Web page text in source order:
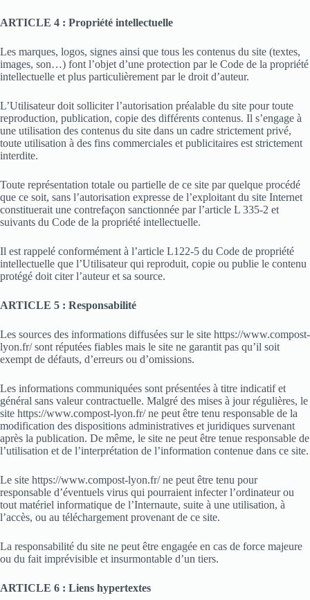
ARTICLE 4 : Propriété intellectuelle
Les marques, logos, signes ainsi que tous les contenus du site (textes,
images, son…) font l’objet d’une protection par le Code de la propriété
intellectuelle et plus particulièrement par le droit d’auteur.
L’Utilisateur doit solliciter l’autorisation préalable du site pour toute
reproduction, publication, copie des différents contenus. Il s’engage à
une utilisation des contenus du site dans un cadre strictement privé,
toute utilisation à des fins commerciales et publicitaires est strictement
interdite.
Toute représentation totale ou partielle de ce site par quelque procédé
que ce soit, sans l’autorisation expresse de l’exploitant du site Internet
constituerait une contrefaçon sanctionnée par l’article L 335-2 et
suivants du Code de la propriété intellectuelle.
Il est rappelé conformément à l’article L122-5 du Code de propriété
intellectuelle que l’Utilisateur qui reproduit, copie ou publie le contenu
protégé doit citer l’auteur et sa source.
ARTICLE 5 : Responsabilité
Les sources des informations diffusées sur le site https://www.compost-
lyon.fr/ sont réputées fiables mais le site ne garantit pas qu’il soit
exempt de défauts, d’erreurs ou d’omissions.
Les informations communiquées sont présentées à titre indicatif et
général sans valeur contractuelle. Malgré des mises à jour régulières, le
site https://www.compost-lyon.fr/ ne peut être tenu responsable de la
modification des dispositions administratives et juridiques survenant
après la publication. De même, le site ne peut être tenue responsable de
l’utilisation et de l’interprétation de l’information contenue dans ce site.
Le site https://www.compost-lyon.fr/ ne peut être tenu pour
responsable d’éventuels virus qui pourraient infecter l’ordinateur ou
tout matériel informatique de l’Internaute, suite à une utilisation, à
l’accès, ou au téléchargement provenant de ce site.
La responsabilité du site ne peut être engagée en cas de force majeure
ou du fait imprévisible et insurmontable d’un tiers.
ARTICLE 6 : Liens hypertextes